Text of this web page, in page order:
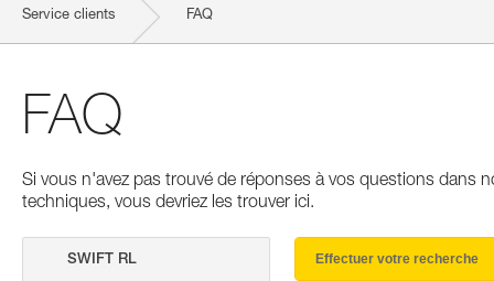
Service clients FAQ
FAQ
Si vous n'avez pas trouvé de réponses à vos questions dans
techniques, vous devriez les trouver ici.
Effectuer votre recherche